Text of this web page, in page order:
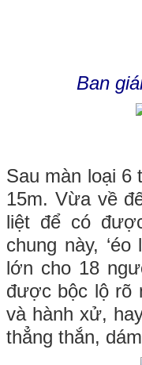
Ban
Sau màn loại 6
15m. Vừa về
liệt để có
chung này,
lớn cho 18
được bộc lộ rõ
và hành xử,
thẳng thắn,